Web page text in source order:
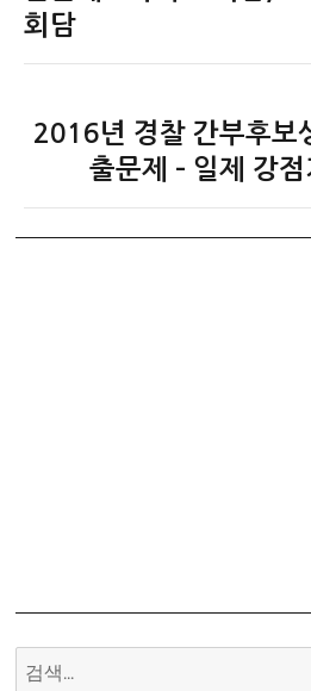
색
글:
회담
다2016년 경찰 간부후보
출문제 – 일제 강